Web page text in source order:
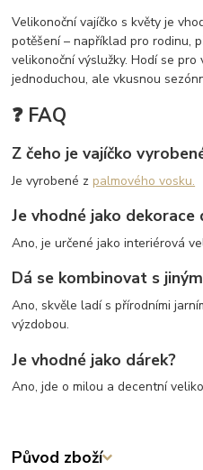
Velikonoční vajíčko s květy je
potěšení – například pro rodinu,
velikonoční výslužky. Hodí se pro
jednoduchou, ale vkusnou
❓ FAQ
Z čeho je vajíčko
Je vyrobené z palmového vosku.
Je vhodné jako
Ano, je určené jako interiérová
Dá se kombinovat s
Ano, skvěle ladí s přírodními
výzdobou.
Je vhodné jako dárek?
Ano, jde o milou a decentní
Původ zboží